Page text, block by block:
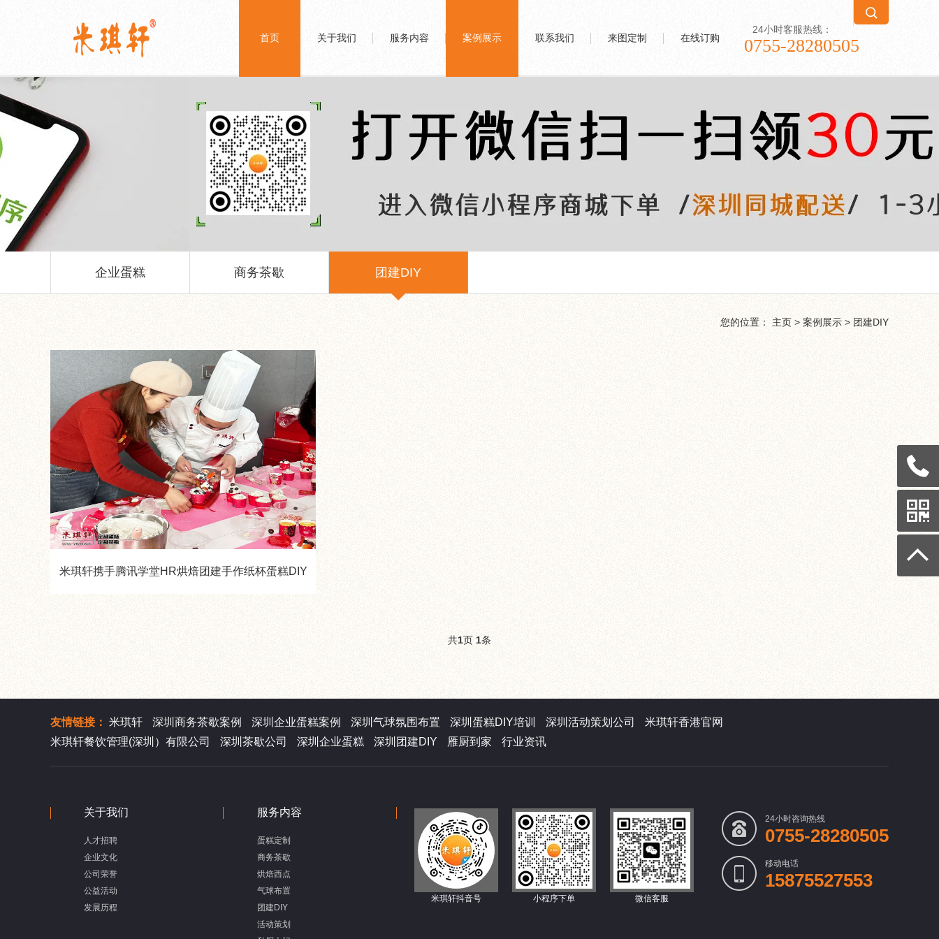
首页 关于我们 服务内容 案例展示 联系我们 来图定制 在线订购
24小时客服热线：
0755-28280505
企业蛋糕 商务茶歇 团建DIY
您的位置： 主页 > 案例展示 > 团建DIY
米琪轩携手腾讯学堂HR烘焙团建手作纸杯蛋糕DIY
共1页 1条
友情链接： 米琪轩 深圳商务茶歇案例 深圳企业蛋糕案例 深圳气球氛围布置 深圳蛋糕DIY培训 深圳活动策划公司
米琪轩香港官网
米琪轩餐饮管理(深圳）有限公司
深圳茶歇公司 深圳企业蛋糕 深圳团建DIY 雁厨到家 行业资讯
关于我们
人才招聘
企业文化
公司荣誉
公益活动
发展历程
服务内容
蛋糕定制
商务茶歇
烘焙西点
气球布置
团建DIY
活动策划
米琪轩抖音号 小程序下单 微信客服
24小时咨询热线
0755-28280505
移动电话
15875527553